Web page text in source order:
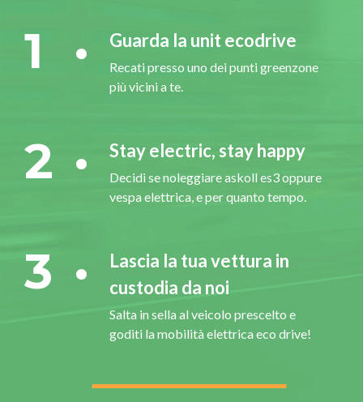
1 Guarda la unit ecodrive
Recati presso uno dei punti greenzone
più vicini a te.
2 Stay electric, stay happy
Decidi se noleggiare askoll es3 oppure
vespa elettrica, e per quanto tempo.
3
Lascia la tua vettura in
custodia da noi
Salta in sella al veicolo prescelto e
goditi la mobilità elettrica eco drive!